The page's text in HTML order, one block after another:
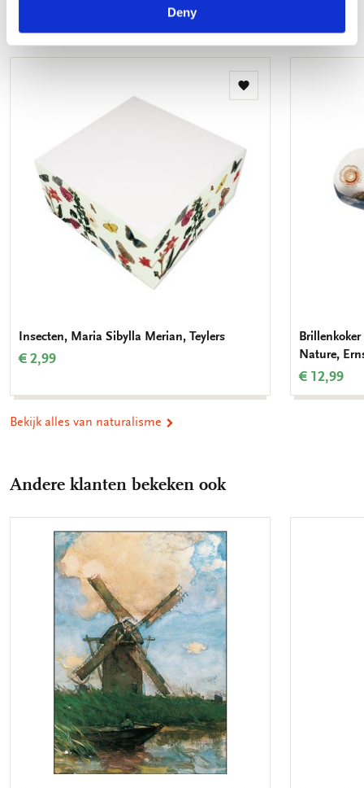
Deny
Toevoegen
Insecten, Maria Sibylla Merian, Teylers
€ 2,99
Nature,
€ 12,99
Bekijk alles van naturalisme
Andere klanten bekeken ook